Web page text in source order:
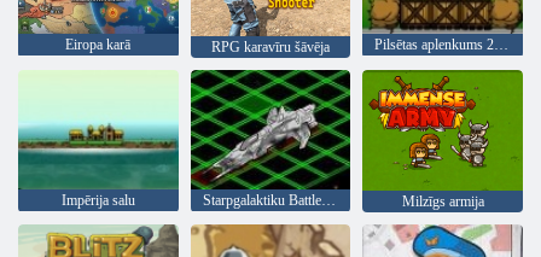
Eiropa karā RPG karavīru šāvēja Pilsētas aplenkums 2 - kūrorta aplenkums
Impērija salu Starpgalaktiku Battleships Milzīgs armija